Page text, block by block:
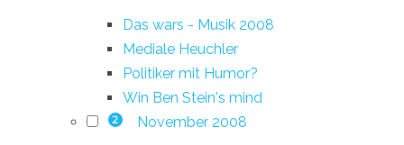
Das wars - Musik 2008
Mediale Heuchler
Politiker mit Humor?
Win Ben Stein's mind
2 November 2008